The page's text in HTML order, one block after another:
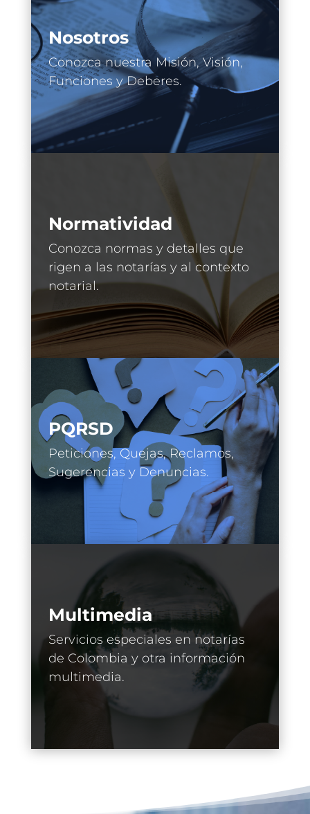
Nosotros
Conozca nuestra Misión, Visión,
Funciones y Deberes.
Normatividad
Conozca normas y detalles que
rigen a las notarías y al contexto
notarial.
PQRSD
Peticiones, Quejas, Reclamos,
Sugerencias y Denuncias.
Multimedia
Servicios especiales en notarías
de Colombia y otra información
multimedia.